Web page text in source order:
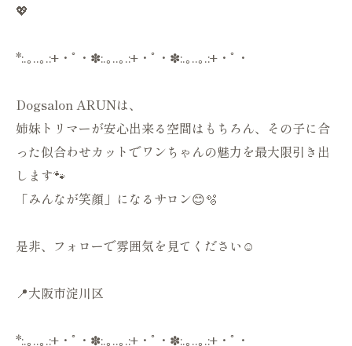
💖
*:.｡..｡.:+・ﾟ・✽:.｡..｡.:+・ﾟ・✽:.｡..｡.:+・ﾟ・
Dogsalon ARUNは、
姉妹トリマーが安心出来る空間はもちろん、その子に合
った似合わせカットでワンちゃんの魅力を最大限引き出
します🐾
「みんなが笑顔」になるサロン😊🫧
是非、フォローで雰囲気を見てください☺️
📍大阪市淀川区
*:.｡..｡.:+・ﾟ・✽:.｡..｡.:+・ﾟ・✽:.｡..｡.:+・ﾟ・